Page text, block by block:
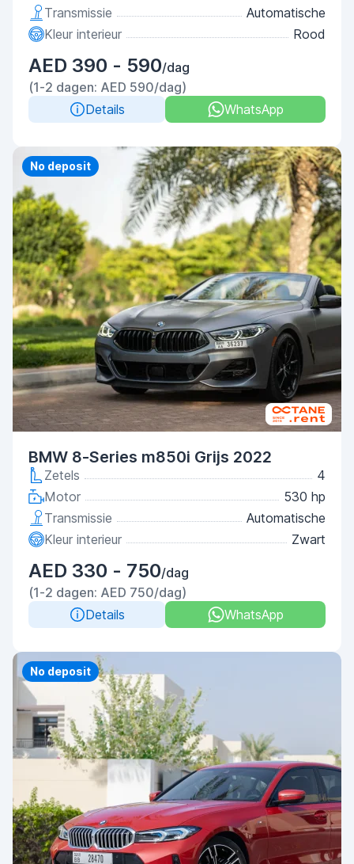
Transmissie
Automatische
Kleur interieur
Rood
AED 390 - 590/dag
(1-2 dagen: AED 590/dag)
Details
WhatsApp
Priority
No deposit
BMW 8-Series m850i Grijs 2022
Zetels
4
Motor
530 hp
Transmissie
Automatische
Kleur interieur
Zwart
AED 330 - 750/dag
(1-2 dagen: AED 750/dag)
Details
WhatsApp
Priority
No deposit